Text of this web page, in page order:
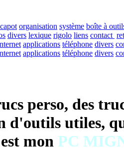
organisation système boîte à
divers lexique rigolo liens contact
applications téléphone divers
applications téléphone divers
perso, des
d'outils utiles,
mon PC